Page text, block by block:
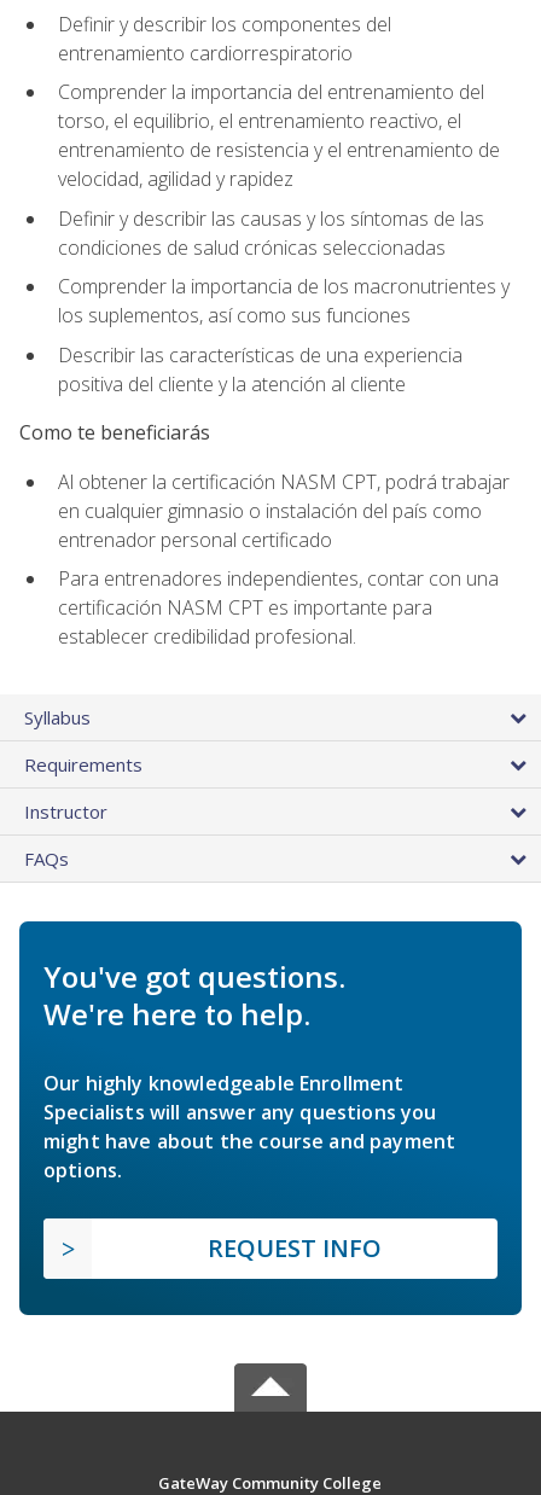
Definir y describir los componentes del
entrenamiento cardiorrespiratorio
Comprender la importancia del entrenamiento del
torso, el equilibrio, el entrenamiento reactivo, el
entrenamiento de resistencia y el entrenamiento de
velocidad, agilidad y rapidez
Definir y describir las causas y los síntomas de las
condiciones de salud crónicas seleccionadas
Comprender la importancia de los macronutrientes y
los suplementos, así como sus funciones
Describir las características de una experiencia
positiva del cliente y la atención al cliente
Como te beneficiarás
Al obtener la certificación NASM CPT, podrá trabajar
en cualquier gimnasio o instalación del país como
entrenador personal certificado
Para entrenadores independientes, contar con una
certificación NASM CPT es importante para
establecer credibilidad profesional.
Syllabus
Requirements
Instructor
FAQs
You've got questions.
We're here to help.
Our highly knowledgeable Enrollment
Specialists will answer any questions you
might have about the course and payment
options.
REQUEST INFO
GateWay Community College